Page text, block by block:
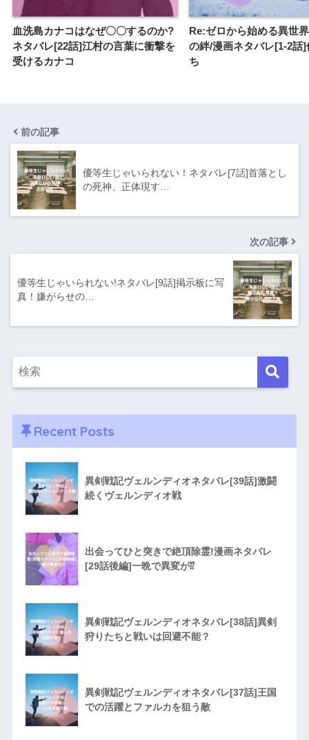
血洗島カナコはなぜ〇〇するのか?
ネタバレ[22話]江村の言葉に衝撃を
受けるカナコ
Re:ゼロから始める異世
の絆/漫画ネタバレ[1-2話]
ち
前の記事
優等生じゃいられない！ネタバレ[7話]首落とし
の死神、正体現す…
次の記事
優等生じゃいられない!ネタバレ[9話]掲示板に写
真！嫌がらせの…
Recent Posts
異剣戦記ヴェルンディオネタバレ[39話]激闘
続くヴェルンディオ戦
出会ってひと突きで絶頂除霊!漫画ネタバレ
[29話後編]一晩で異変が⁉︎
異剣戦記ヴェルンディオネタバレ[38話]異剣
狩りたちと戦いは回避不能？
異剣戦記ヴェルンディオネタバレ[37話]王国
での活躍とファルカを狙う敵